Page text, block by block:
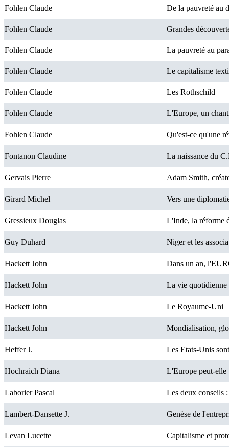
Fohlen Claude De la pauvreté au
Fohlen Claude Grandes
Fohlen Claude La pauvreté au
Fohlen Claude Le capitalisme
Fohlen Claude Les Rothschild
Fohlen Claude L'Europe, un
Fohlen Claude Qu'est-ce qu'une
Fontanon Claudine La naissance du
Gervais Pierre Adam Smith,
Girard Michel Vers une
Gressieux Douglas L'Inde, la réforme
Guy Duhard Niger et les
Hackett John Dans un an,
Hackett John La vie
Hackett John Le Royaume-Uni
Hackett John Mondialisation,
Heffer J. Les Etats-Unis
Hochraich Diana L'Europe peut-elle
Laborier Pascal Les deux conseils
Lambert-Dansette J. Genèse de
Levan Lucette Capitalisme et